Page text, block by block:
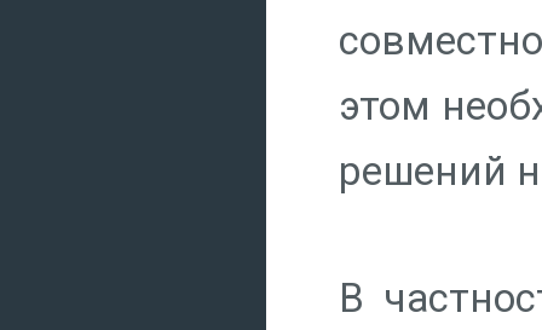
этом
решений
В